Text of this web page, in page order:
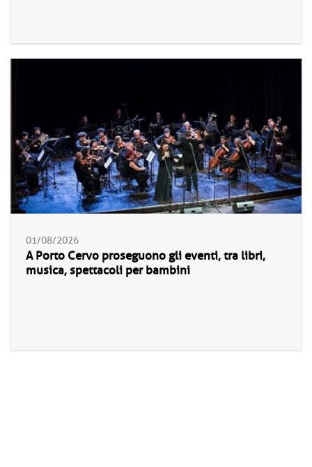
01/08/2026
A Porto Cervo proseguono gli eventi, tra libri,
musica, spettacoli per bambini